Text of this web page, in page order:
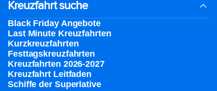
Kreuzfahrt suche
Black Friday Angebote
Last Minute Kreuzfahrten
Kurzkreuzfahrten​
Festtagskreuzfahrten​
Kreuzfahrten 2026-2027
Kreuzfahrt Leitfaden
Schiffe der Superlative